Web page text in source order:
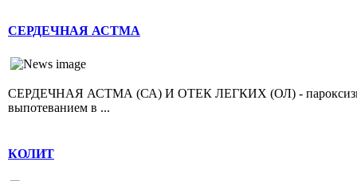
СЕРДЕЧНАЯ АСТМА
СЕРДЕЧНАЯ АСТМА (СА) И ОТЕК ЛЕГКИХ (ОЛ) -
выпотеванием в ...
КОЛИТ